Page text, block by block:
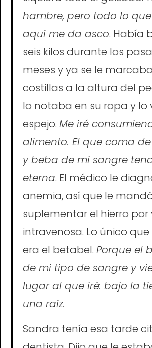
hambre, pero todo lo
aquí me da asco. Había
seis kilos durante los
meses y ya se le
costillas a la altura del
lo notaba en su ropa y lo
espejo. Me iré
alimento. El que coma
y beba de mi sangre
eterna. El médico le
anemia, así que le
suplementar el hierro por
intravenosa. Lo único
era el betabel. Porque el
de mi tipo de sangre y
lugar al que iré: bajo la
una raíz.
Sandra tenía esa tarde